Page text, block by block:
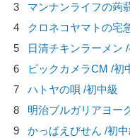
3
マンナンライフの蒟
4
クロネコヤマトの宅
5
日清チキンラーメン
6
ビックカメラCM /初
7
ハトヤの唄 /初中級
8
明治ブルガリアヨー
9
かっぱえびせん /初中